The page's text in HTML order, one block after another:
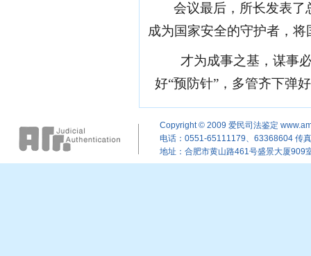
会议最后， 所长发表了
成为国家安全的守护者，
才为成事之基，谋事
好“预防针”，多管齐下弹
Copyright © 2009 爱民司法鉴定
电话：0551-65111179、63368604 传
地址：合肥市黄山路461号盛景大厦909